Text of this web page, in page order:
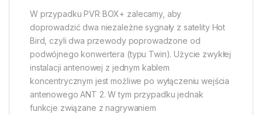
W przypadku PVR BOX+ zalecamy, aby
doprowadzić dwa niezależne sygnały z satelity Hot
Bird, czyli dwa przewody poprowadzone od
podwójnego konwertera (typu Twin). Użycie zwykłej
instalacji antenowej z jednym kablem
koncentrycznym jest możliwe po wyłączeniu wejścia
antenowego ANT 2. W tym przypadku jednak
funkcje związane z nagrywaniem